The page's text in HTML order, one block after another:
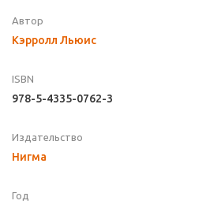
Автор
Кэрролл Льюис
ISBN
978-5-4335-0762-3
Издательство
Нигма
Год